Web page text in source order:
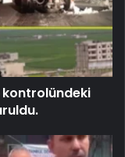
kontrolündeki